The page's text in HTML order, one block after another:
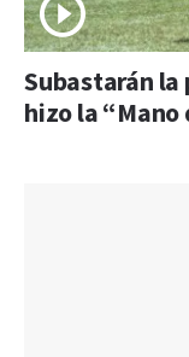
Subastarán la
hizo la “Mano